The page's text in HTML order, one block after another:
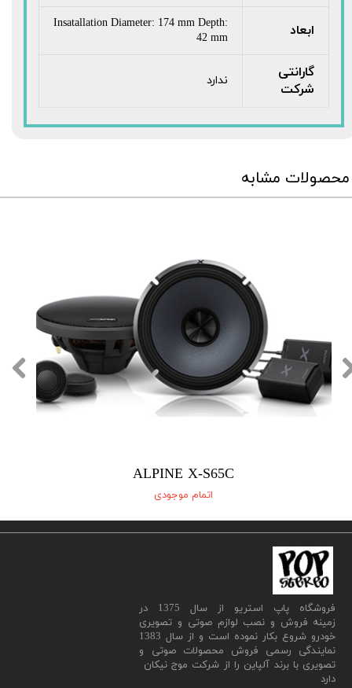
ابعاد
Insatallation Diameter: 174 mm Depth:
42 mm
گارانتی
شرکت
ندارد
محصولات مشابه
ALPINE X-S65C
اتمام موجودی
​فروشگاه پاپ استریو از سال 1375 در
زمینه فروش و نصب لوازم صوتی و تصویری
خودرو شروع بکار نموده است و از سال 1383
نمایندگی رسمی فروش محصولات صوتی و
تصویری با برند آلپاین را از شرکت موج نیکان
دارد